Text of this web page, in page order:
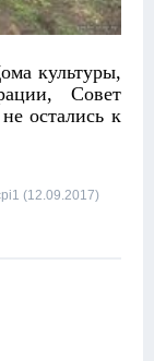
культуры,
Совет
остались к
(12.09.2017)